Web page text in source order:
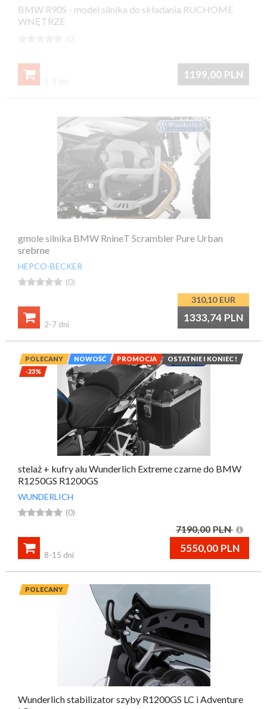
BMW R90S - model silnika do składania RUCHOME
WNĘTRZE
1199,00 PLN

gmole silnika BMW RnineT Scrambler Pure Urban
srebrne
HEPCO-BECKER
 (0)
310,10 EUR
1333,74 PLN

2-7 dni
POLECANY NOWOŚĆ PROMOCJA
OSTATNIE I KONIEC !
-23%
stelaż + kufry alu Wunderlich Extreme czarne do BMW
R1250GS R1200GS
WUNDERLICH
 (0)
7190,00 PLN
5550,00 PLN

8-15 dni
POLECANY
Wunderlich stabilizator szyby R1200GS LC i Adventure